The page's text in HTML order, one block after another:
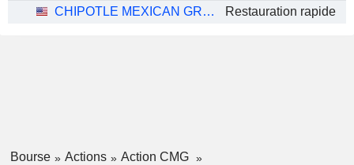
CHIPOTLE MEXICAN GRILL, INC. Restauration rapide
Bourse Actions
Action CMG